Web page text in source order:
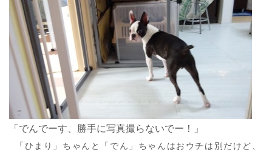
「でんでーす、勝手に写真撮らないでー！」
「ひまり」ちゃんと「でん」ちゃんはおウチは別だけど、